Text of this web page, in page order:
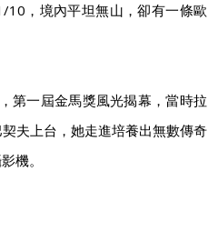
10，境內平坦無山，卻有一條歐
第一屆金馬獎風光揭幕，當時拉
夫上台，她走進培養出無數傳奇
機。